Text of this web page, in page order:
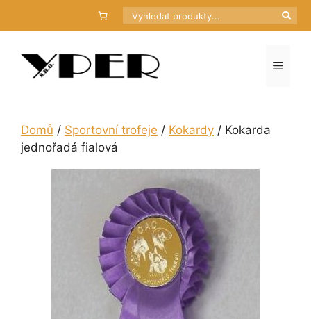
Hledat
Menu
Domů / Sportovní trofeje / Kokardy / Kokarda
jednořadá fialová